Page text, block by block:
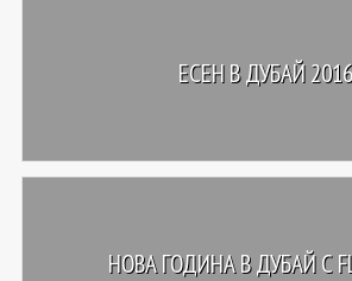
ЕСЕН В ДУБАЙ
НОВА ГОДИНА В ДУБАЙ С